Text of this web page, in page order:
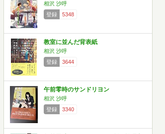
相沢 沙呼
登録
5348
教室に並んだ背表紙
相沢 沙呼
登録
3644
午前零時のサンドリヨン
相沢 沙呼
登録
3340